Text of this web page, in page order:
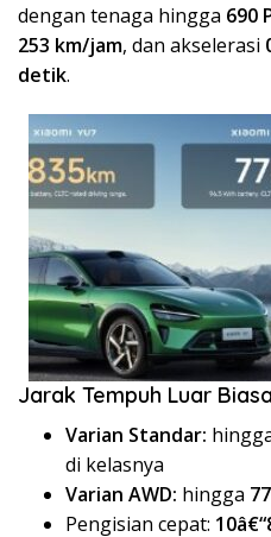
dengan tenaga hingga 690
253 km/jam, dan akselerasi
detik.
Jarak Tempuh Luar Biasa
Varian Standar:
di kelasnya
Varian AWD: hingga
Pengisian cepat: